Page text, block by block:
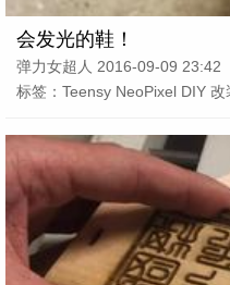
会发光的鞋！
弹力女超人 2016-09-09 23:42
标签：Teensy NeoPixel DIY 改